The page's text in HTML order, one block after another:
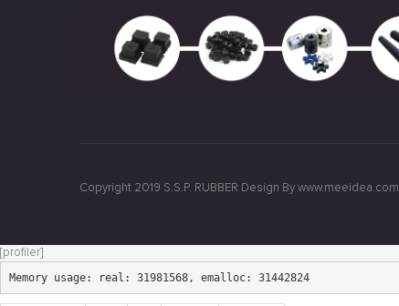
Copyright 2019 S.S.P. RUBBER Design By www.meeidea.com
[profiler]
Memory usage: real: 31981568, emalloc: 31442824